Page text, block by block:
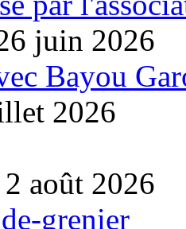
juin 2026
Bayou
2026
août 2026
grenier